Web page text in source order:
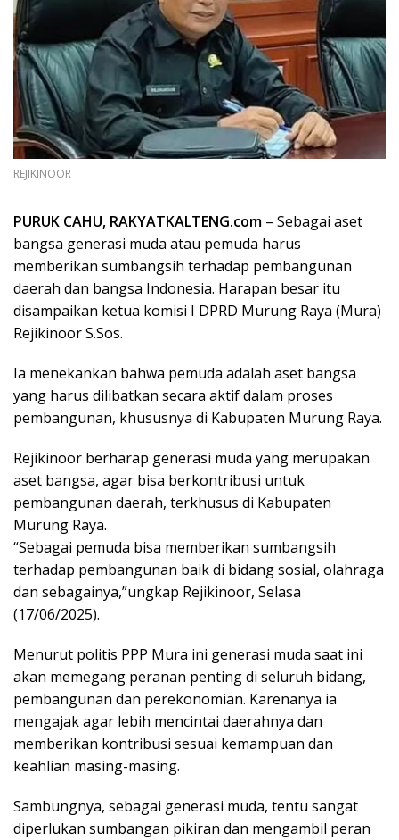
REJIKINOOR
PURUK CAHU, RAKYATKALTENG.com – Sebagai aset
bangsa generasi muda atau pemuda harus
memberikan sumbangsih terhadap pembangunan
daerah dan bangsa Indonesia. Harapan besar itu
disampaikan ketua komisi I DPRD Murung Raya (Mura)
Rejikinoor S.Sos.
Ia menekankan bahwa pemuda adalah aset bangsa
yang harus dilibatkan secara aktif dalam proses
pembangunan, khususnya di Kabupaten Murung Raya.
Rejikinoor berharap generasi muda yang merupakan
aset bangsa, agar bisa berkontribusi untuk
pembangunan daerah, terkhusus di Kabupaten
Murung Raya.
“Sebagai pemuda bisa memberikan sumbangsih
terhadap pembangunan baik di bidang sosial, olahraga
dan sebagainya,”ungkap Rejikinoor, Selasa
(17/06/2025).
Menurut politis PPP Mura ini generasi muda saat ini
akan memegang peranan penting di seluruh bidang,
pembangunan dan perekonomian. Karenanya ia
mengajak agar lebih mencintai daerahnya dan
memberikan kontribusi sesuai kemampuan dan
keahlian masing-masing.
Sambungnya, sebagai generasi muda, tentu sangat
diperlukan sumbangan pikiran dan mengambil peran